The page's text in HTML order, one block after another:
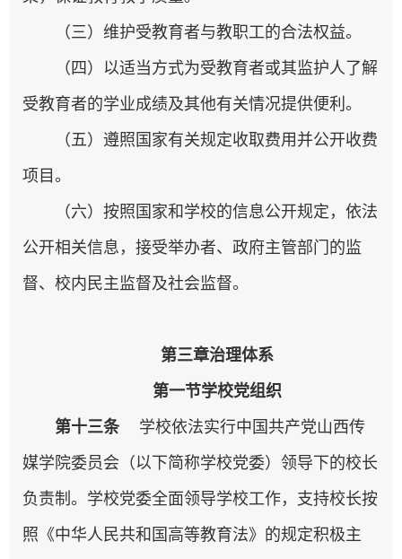
（三）维护受教育者与教职工的合法权益。
（四）以适当方式为受教育者或其监护人了解
受教育者的学业成绩及其他有关情况提供便利。
（五）遵照国家有关规定收取费用并公开收费
项目。
（六）按照国家和学校的信息公开规定，依法
公开相关信息，接受举办者、政府主管部门的监
督、校内民主监督及社会监督。
第三章治理体系
第一节学校党组织
第十三条 学校依法实行中国共产党山西传
媒学院委员会（以下简称学校党委）领导下的校长
负责制。学校党委全面领导学校工作，支持校长按
照《中华人民共和国高等教育法》的规定积极主